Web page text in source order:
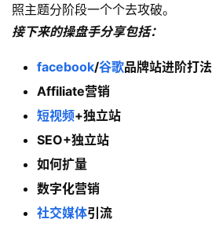
照主题分阶段一个个去攻破。
接下来的操盘手分享包括：
facebook/谷歌品牌站进阶打法
Affiliate营销
短视频+独立站
SEO+独立站
如何扩量
数字化营销
社交媒体引流